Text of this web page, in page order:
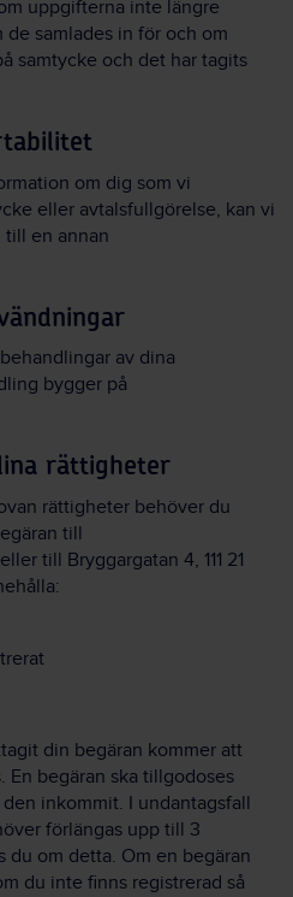
uppgifterna inte längre
de samlades in för och om
samtycke och det har tagits
om dig som vi
eller avtalsfullgörelse, kan vi
till en annan
av dina
bygger på
rättigheter
rättigheter behöver du
till
eller till Bryggargatan 4, 111 21
din begäran kommer att
En begäran ska tillgodoses
inkommit. I undantagsfall
förlängas upp till 3
du om detta. Om en begäran
du inte finns registrerad så